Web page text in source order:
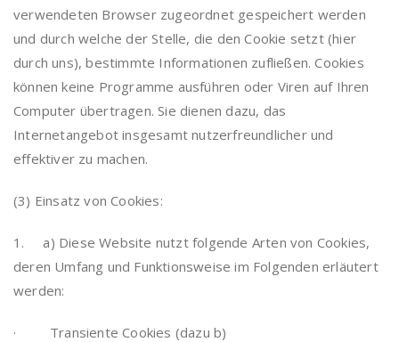
verwendeten Browser zugeordnet gespeichert werden
und durch welche der Stelle, die den Cookie setzt (hier
durch uns), bestimmte Informationen zufließen. Cookies
können keine Programme ausführen oder Viren auf Ihren
Computer übertragen. Sie dienen dazu, das
Internetangebot insgesamt nutzerfreundlicher und
effektiver zu machen.
(3) Einsatz von Cookies:
1. a) Diese Website nutzt folgende Arten von Cookies,
deren Umfang und Funktionsweise im Folgenden erläutert
werden:
· Transiente Cookies (dazu b)